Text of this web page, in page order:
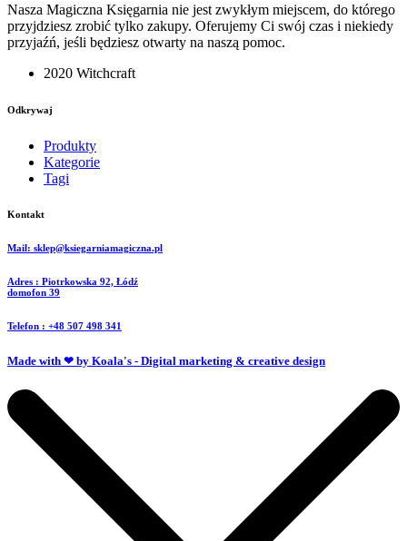
Nasza Magiczna Księgarnia nie jest zwykłym miejscem, do którego
przyjdziesz zrobić tylko zakupy. Oferujemy Ci swój czas i niekiedy
przyjaźń, jeśli będziesz otwarty na naszą pomoc.
2020 Witchcraft
Odkrywaj
Produkty
Kategorie
Tagi
Kontakt
Mail: sklep@ksiegarniamagiczna.pl
Adres : Piotrkowska 92, Łódź
domofon 39
Telefon : +48 507 498 341
Made with ❤ by Koala's - Digital marketing & creative design